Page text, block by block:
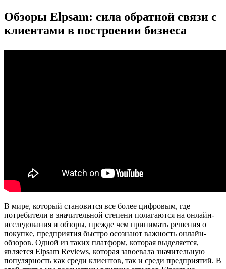
Обзоры Elpsam: сила обратной связи с
клиентами в построении бизнеса
В мире, который становится все более цифровым, где
потребители в значительной степени полагаются на онлайн-
исследования и обзоры, прежде чем принимать решения о
покупке, предприятия быстро осознают важность онлайн-
обзоров. Одной из таких платформ, которая выделяется,
является Elpsam Reviews, которая завоевала значительную
популярность как среди клиентов, так и среди предприятий. В